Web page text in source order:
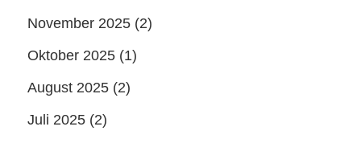
November 2025 (2)
Oktober 2025 (1)
August 2025 (2)
Juli 2025 (2)